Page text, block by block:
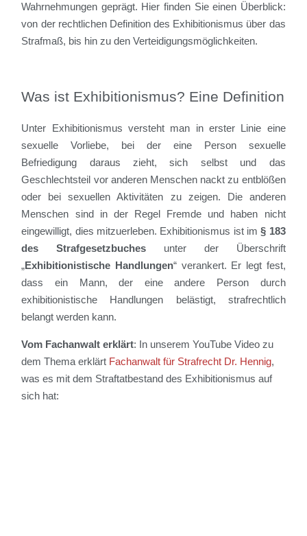
Wahrnehmungen geprägt. Hier finden Sie einen Überblick:
von der rechtlichen Definition des Exhibitionismus über das
Strafmaß, bis hin zu den Verteidigungsmöglichkeiten.
Was ist Exhibitionismus? Eine Definition
Unter Exhibitionismus versteht man in erster Linie eine
sexuelle Vorliebe, bei der eine Person sexuelle
Befriedigung daraus zieht, sich selbst und das
Geschlechtsteil vor anderen Menschen nackt zu entblößen
oder bei sexuellen Aktivitäten zu zeigen. Die anderen
Menschen sind in der Regel Fremde und haben nicht
eingewilligt, dies mitzuerleben. Exhibitionismus ist im § 183
des Strafgesetzbuches unter der Überschrift
„Exhibitionistische Handlungen“ verankert. Er legt fest,
dass ein Mann, der eine andere Person durch
exhibitionistische Handlungen belästigt, strafrechtlich
belangt werden kann.
Vom Fachanwalt erklärt: In unserem YouTube Video zu
dem Thema erklärt Fachanwalt für Strafrecht Dr. Hennig,
was es mit dem Straftatbestand des Exhibitionismus auf
sich hat: